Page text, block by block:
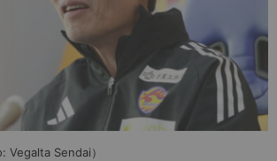
Vegalta Sendai）